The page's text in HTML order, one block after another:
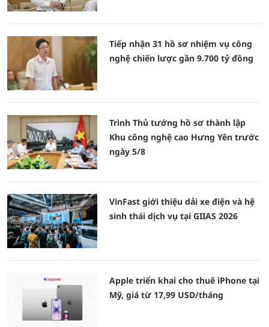
Tiếp nhận 31 hồ sơ nhiệm vụ công
nghệ chiến lược gần 9.700 tỷ đồng
Trình Thủ tướng hồ sơ thành lập
Khu công nghệ cao Hưng Yên trước
ngày 5/8
VinFast giới thiệu dải xe điện và hệ
sinh thái dịch vụ tại GIIAS 2026
Apple triển khai cho thuê iPhone tại
Mỹ, giá từ 17,99 USD/tháng